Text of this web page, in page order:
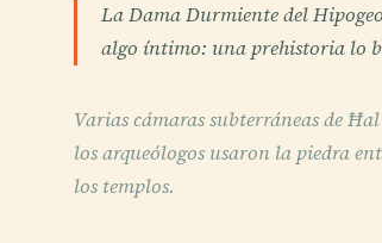
La Dama Durmiente del
algo íntimo: una prehistoria lo
Varias cámaras subterráneas de
los arqueólogos usaron la piedra
los templos.